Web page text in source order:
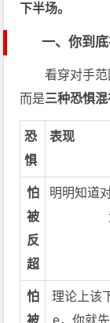
下半场。
一、你到底
看穿对手范
而是三种恐惧
恐
惧
表现
怕
被
反
超
明明知道
怕
被
理论上该
e，你就